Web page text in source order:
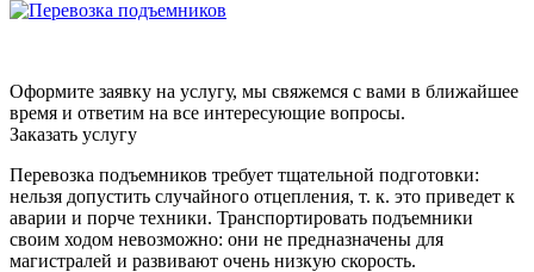
Оформите заявку на услугу, мы свяжемся с вами в ближайшее
время и ответим на все интересующие вопросы.
Заказать услугу
Перевозка подъемников требует тщательной подготовки:
нельзя допустить случайного отцепления, т. к. это приведет к
аварии и порче техники. Транспортировать подъемники
своим ходом невозможно: они не предназначены для
магистралей и развивают очень низкую скорость.